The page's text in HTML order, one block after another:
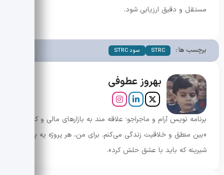
مستقل و دقیق ارزیابی شود.
برچسب ها : STRC سود STRC
بهروز عطوفی
برنامه نویس آرام و ماجراجو؛ علاقه مند به بازارهای مالی و کریپتو.
«بین منطق و خلاقیت زندگی می‌کنم. برای من، هر پروژه یه پازل
شیرینه که باید با عشق حلش کرد».